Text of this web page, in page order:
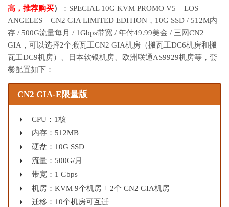
高，推荐购买）
：SPECIAL 10G KVM PROMO V5 – LOS
ANGELES – CN2 GIA LIMITED EDITION，10G SSD / 512M内
存 / 500G流量每月 / 1Gbps带宽 / 年付49.99美金 / 三网CN2
GIA，可以选择2个搬瓦工CN2 GIA机房（搬瓦工DC6机房和搬
瓦工DC9机房）、日本软银机房、欧洲联通AS9929机房等，套
餐配置如下：
CN2 GIA-E限量版
CPU：1核
内存：512MB
硬盘：10G SSD
流量：500G/月
带宽：1 Gbps
机房：KVM 9个机房 + 2个 CN2 GIA机房
迁移：10个机房可互迁